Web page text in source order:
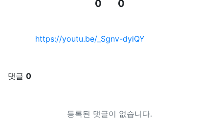
0
0
관련자료https://youtu.be/_Sgnv-dyiQY
댓글 0
등록된 댓글이 없습니다.